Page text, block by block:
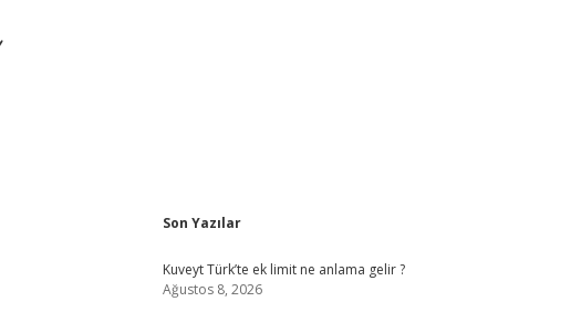
Sidebar
Son Yazılar
Kuveyt Türk’te ek limit ne anlama gelir ?
Ağustos 8, 2026